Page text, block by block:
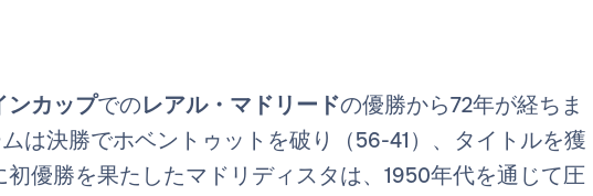
ンカップでのレアル・マドリードの優勝から72年が経ちま
は決勝でホベントゥットを破り（56-41）、タイトルを獲
優勝を果たしたマドリディスタは、1950年代を通じて圧